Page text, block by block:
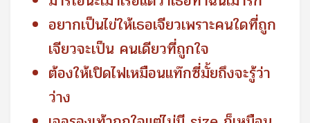
อยากเป็นไข่ให้เธอเจียวเพราะคนใดที่ถูก
เจียวจะเป็น คนเดียวที่ถูกใจ
ต้องให้เปิดไฟเหมือนแท๊กซี่มั้ยถึงจะรู้ว่า
ว่าง